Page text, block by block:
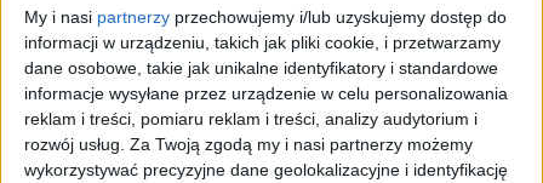
My i nasi partnerzy przechowujemy i/lub uzyskujemy dostęp do
informacji w urządzeniu, takich jak pliki cookie, i przetwarzamy
dane osobowe, takie jak unikalne identyfikatory i standardowe
informacje wysyłane przez urządzenie w celu personalizowania
reklam i treści, pomiaru reklam i treści, analizy audytorium i
rozwój usług. Za Twoją zgodą my i nasi partnerzy możemy
wykorzystywać precyzyjne dane geolokalizacyjne i identyfikację
Komunikacja
Zieleń
Inwestycje
Biznes
Sport
Kultura
Małopolska
Kryminalne